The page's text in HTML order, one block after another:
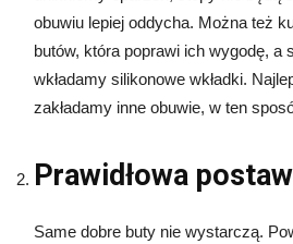
obuwiu lepiej oddycha. Można też
butów, która poprawi ich wygodę, a
wkładamy silikonowe wkładki.
zakładamy inne obuwie, w ten
Prawidłowa
Same dobre buty nie wystarczą.